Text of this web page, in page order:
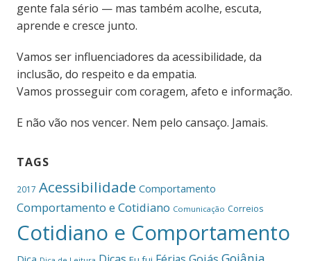
gente fala sério — mas também acolhe, escuta,
aprende e cresce junto.
Vamos ser influenciadores da acessibilidade, da
inclusão, do respeito e da empatia.
Vamos prosseguir com coragem, afeto e informação.
E não vão nos vencer. Nem pelo cansaço. Jamais.
TAGS
2017 Acessibilidade Comportamento
Comportamento e Cotidiano Comunicação Correios
Cotidiano e Comportamento